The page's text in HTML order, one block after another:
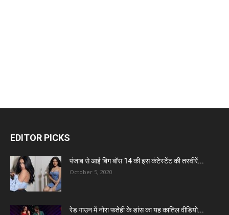
EDITOR PICKS
पंजाब से आई बिग बॉस 14 की इस कंटेस्टेंट की तस्वीरें...
October 5, 2020
रेड गाउन में नोरा फतेही के डांस का यह कातिल वीडियो...